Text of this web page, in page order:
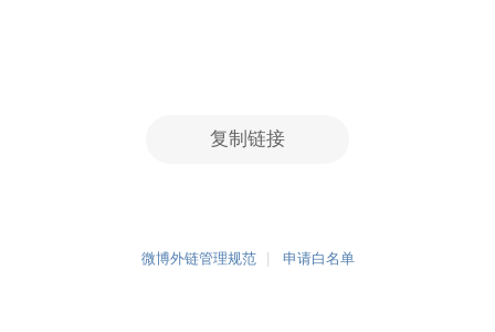
复制链接
微博外链管理规范 申请白名单